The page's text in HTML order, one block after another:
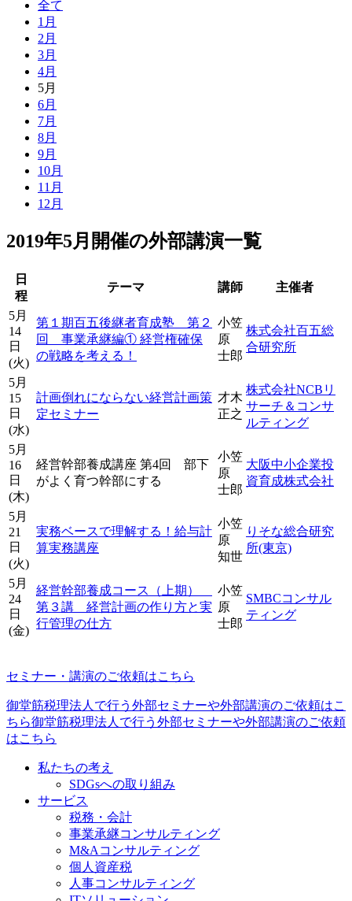
全て
1月
2月
3月
4月
5月
6月
7月
8月
9月
10月
11月
12月
2019年5月開催の外部講演一覧
日
程
テーマ 講師 主催者
5月
14
日
(火)
第１期百五後継者育成塾 第２
回 事業承継編① 経営権確保
の戦略を考える！
小笠
原
士郎
株式会社百五総
合研究所
5月
15
日
(水)
計画倒れにならない経営計画策
定セミナー
才木
正之
株式会社NCBリ
サーチ＆コンサ
ルティング
5月
16
日
(木)
経営幹部養成講座 第4回 部下
がよく育つ幹部にする
小笠
原
士郎
大阪中小企業投
資育成株式会社
5月
21
日
(火)
実務ベースで理解する！給与計
算実務講座
小笠
原
知世
りそな総合研究
所(東京)
5月
24
日
(金)
経営幹部養成コース（上期）
第３講 経営計画の作り方と実
行管理の仕方
小笠
原
士郎
SMBCコンサル
ティング
セミナー・講演のご依頼はこちら
御堂筋税理法人で行う外部セミナーや外部講演のご依頼はこ
ちら御堂筋税理法人で行う外部セミナーや外部講演のご依頼
はこちら
私たちの考え
SDGsへの取り組み
サービス
税務・会計
事業承継コンサルティング
M&Aコンサルティング
個人資産税
人事コンサルティング